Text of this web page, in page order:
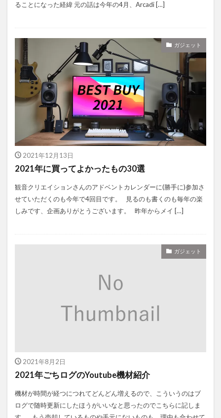
ることになった経緯 元の話は今年の4月、Arcadi […]
ガジェット
2021年12月13日
2021年に買ってよかったもの30選
観音クリエイションさんのアドベントカレンダーに(勝手に)参加さ
せていただくのも今年で4回目です。 見るのも書くのも毎年の楽
しみです、企画ありがとうございます。 昨年からメイ […]
ガジェット
2021年8月2日
2021年ごちログのYoutube機材紹介
機材が時間が経つにつれてどんどん増えるので、こういうのはブ
ログで随時更新にしたほうがいいなと思ったのでこちらに記しま